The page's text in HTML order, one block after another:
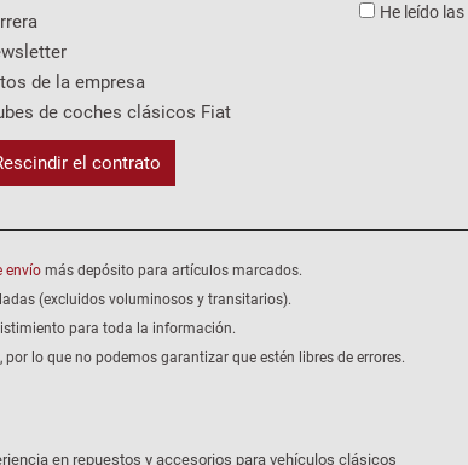
de la empresa
de coches clásicos Fiat
el contrato
He leído las
envío más depósito para artículos marcados.
(excluidos voluminosos y transitarios).
para toda la información.
lo que no podemos garantizar que estén libres de errores.
en repuestos y accesorios para vehículos clásicos